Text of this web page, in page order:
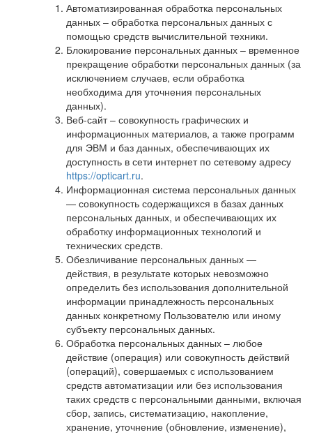
Автоматизированная обработка персональных
данных – обработка персональных данных с
помощью средств вычислительной техники.
Блокирование персональных данных – временное
прекращение обработки персональных данных (за
исключением случаев, если обработка
необходима для уточнения персональных
данных).
Веб-сайт – совокупность графических и
информационных материалов, а также программ
для ЭВМ и баз данных, обеспечивающих их
доступность в сети интернет по сетевому адресу
https://opticart.ru.
Информационная система персональных данных
— совокупность содержащихся в базах данных
персональных данных, и обеспечивающих их
обработку информационных технологий и
технических средств.
Обезличивание персональных данных —
действия, в результате которых невозможно
определить без использования дополнительной
информации принадлежность персональных
данных конкретному Пользователю или иному
субъекту персональных данных.
Обработка персональных данных – любое
действие (операция) или совокупность действий
(операций), совершаемых с использованием
средств автоматизации или без использования
таких средств с персональными данными, включая
сбор, запись, систематизацию, накопление,
хранение, уточнение (обновление, изменение),